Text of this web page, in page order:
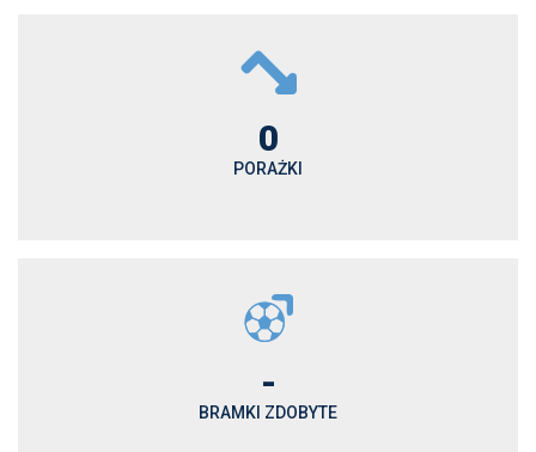
0
PORAŻKI
-
BRAMKI ZDOBYTE